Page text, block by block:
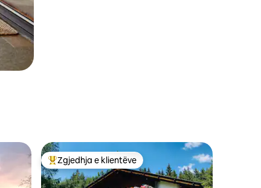
Më të mirat e zgjedhjeve të klientëve
Zgjedhja e klientëve